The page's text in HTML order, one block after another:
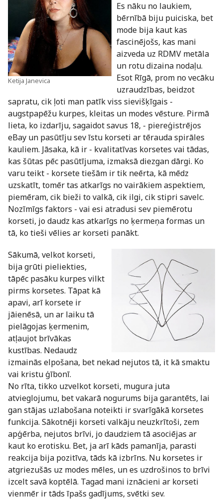
Ketija Janevica
Es nāku no laukiem,
bērnībā biju puiciska, bet
mode bija kaut kas
fascinējošs, kas mani
aizveda uz RDMV metāla
un rotu dizaina nodaļu.
Esot Rīgā, prom no vecāku
uzraudzības, beidzot
sapratu, cik ļoti man patīk viss sievišķīgais -
augstpapēžu kurpes, kleitas un modes vēsture. Pirmā
lieta, ko izdarīju, sagaidot savus 18, - piereģistrējos
eBay un pasūtīju sev īstu korseti ar tērauda spirāles
kauliem. Jāsaka, kā ir - kvalitatīvas korsetes vai tādas,
kas šūtas pēc pasūtījuma, izmaksā diezgan dārgi. Ko
varu teikt - korsete tiešām ir tik neērta, kā mēdz
uzskatīt, tomēr tas atkarīgs no vairākiem aspektiem,
piemēram, cik bieži to valkā, cik ilgi, cik stipri savelc.
Nozīmīgs faktors - vai esi atradusi sev piemērotu
korseti, jo daudz kas atkarīgs no ķermeņa formas un
tā, ko tieši vēlies ar korseti panākt.
Sākumā, velkot korseti,
bija grūti pieliekties,
tāpēc pasāku kurpes vilkt
pirms korsetes. Tāpat kā
apavi, arī korsete ir
jāienēsā, un ar laiku tā
pielāgojas ķermenim,
atļaujot brīvākas
kustības. Nedaudz
izmainās elpošana, bet nekad nejutos tā, it kā smaktu
vai kristu ģībonī.
No rīta, tikko uzvelkot korseti, mugura juta
atvieglojumu, bet vakarā nogurums bija garantēts, lai
gan stājas uzlabošana noteikti ir svarīgākā korsetes
funkcija. Sākotnēji korseti valkāju neuzkrītoši, zem
apģērba, nejutos brīvi, jo daudziem tā asociējas ar
kaut ko erotisku. Bet, ja arī kāds pamanīja, parasti
reakcija bija pozitīva, tāds kā izbrīns. Nu korsetes ir
atgriezušās uz modes mēles, un es uzdrošinos to brīvi
izcelt savā koptēlā. Tagad mani iznācieni ar korseti
vienmēr ir tāds īpašs gadījums, svētki sev.